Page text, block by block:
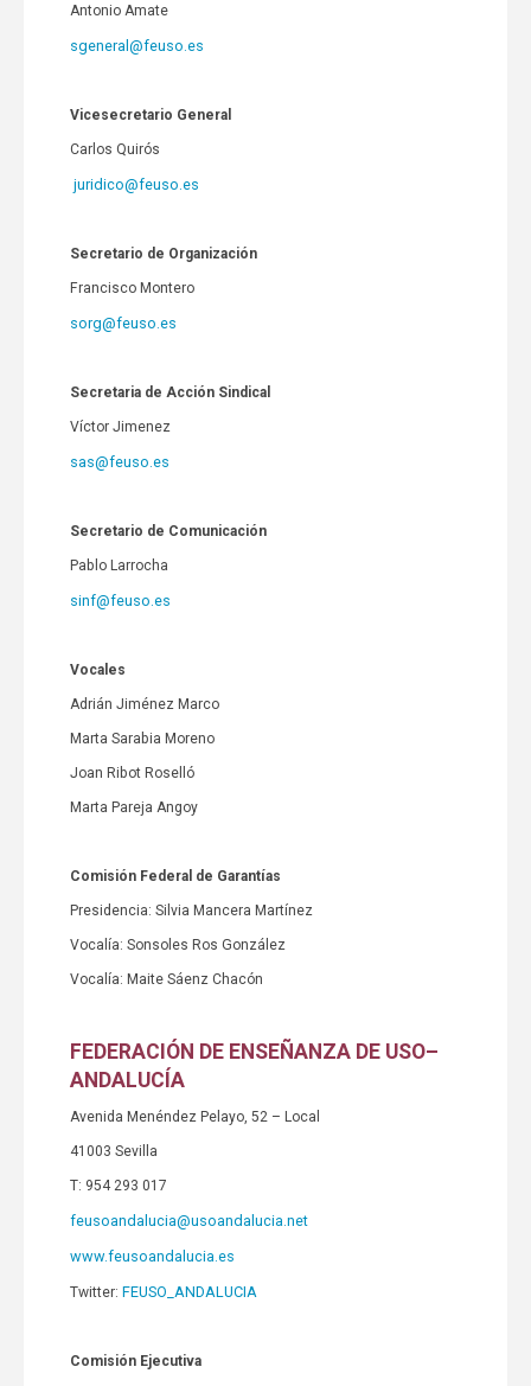
Antonio Amate
sgeneral@feuso.es
Vicesecretario General
Carlos Quirós
juridico@feuso.es
Secretario de Organización
Francisco Montero
sorg@feuso.es
Secretaria de Acción Sindical
Víctor Jimenez
sas@feuso.es
Secretario de Comunicación
Pablo Larrocha
sinf@feuso.es
Vocales
Adrián Jiménez Marco
Marta Sarabia Moreno
Joan Ribot Roselló
Marta Pareja Angoy
Comisión Federal de Garantías
Presidencia: Silvia Mancera Martínez
Vocalía: Sonsoles Ros González
Vocalía: Maite Sáenz Chacón
FEDERACIÓN DE ENSEÑANZA DE USO–
ANDALUCÍA
Avenida Menéndez Pelayo, 52 – Local
41003 Sevilla
T: 954 293 017
feusoandalucia@usoandalucia.net
www.feusoandalucia.es
Twitter: FEUSO_ANDALUCIA
Comisión Ejecutiva